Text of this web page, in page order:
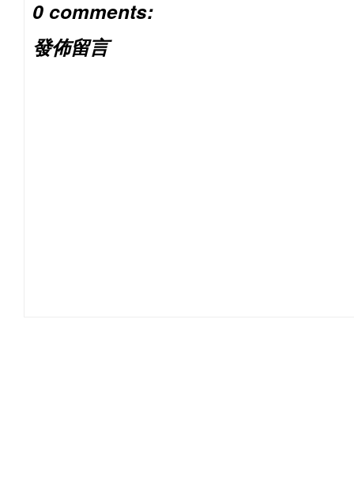
0 comments:
發佈留言